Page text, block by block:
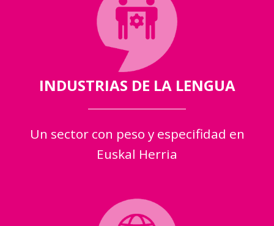
INDUSTRIAS DE LA LENGUA
Un sector con peso y especifidad en
Euskal Herria